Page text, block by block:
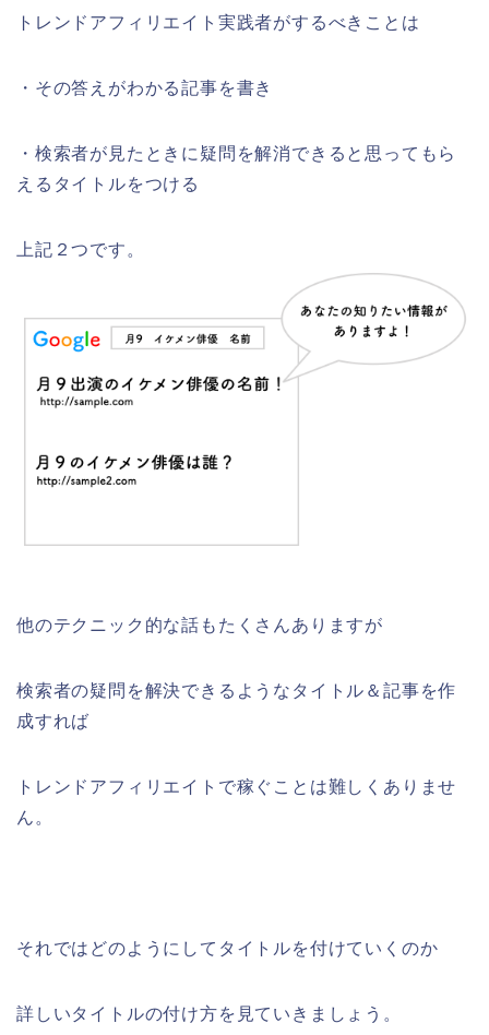
トレンドアフィリエイト実践者がするべきことは
・その答えがわかる記事を書き
・検索者が見たときに疑問を解消できると思ってもら
えるタイトルをつける
上記２つです。
他のテクニック的な話もたくさんありますが
検索者の疑問を解決できるようなタイトル＆記事を作
成すれば
トレンドアフィリエイトで稼ぐことは難しくありませ
ん。
それではどのようにしてタイトルを付けていくのか
詳しいタイトルの付け方を見ていきましょう。